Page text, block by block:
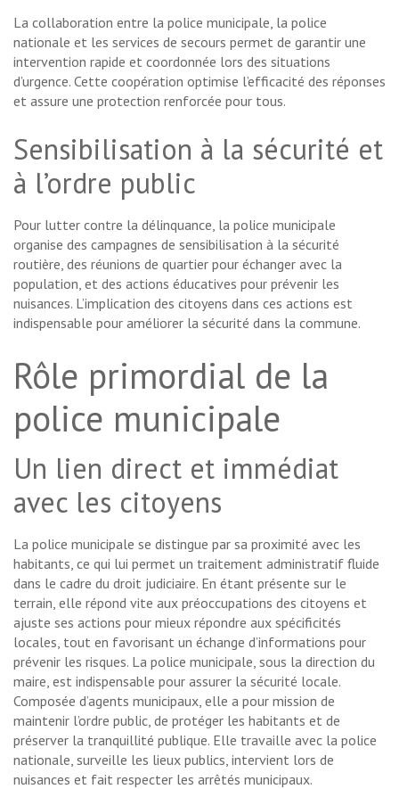
La collaboration entre la police municipale, la police
nationale et les services de secours permet de garantir une
intervention rapide et coordonnée lors des situations
d’urgence. Cette coopération optimise l’efficacité des réponses
et assure une protection renforcée pour tous.
Sensibilisation à la sécurité et
à l’ordre public
Pour lutter contre la délinquance, la police municipale
organise des campagnes de sensibilisation à la sécurité
routière, des réunions de quartier pour échanger avec la
population, et des actions éducatives pour prévenir les
nuisances. L’implication des citoyens dans ces actions est
indispensable pour améliorer la sécurité dans la commune.
Rôle primordial de la
police municipale
Un lien direct et immédiat
avec les citoyens
La police municipale se distingue par sa proximité avec les
habitants, ce qui lui permet un traitement administratif fluide
dans le cadre du droit judiciaire. En étant présente sur le
terrain, elle répond vite aux préoccupations des citoyens et
ajuste ses actions pour mieux répondre aux spécificités
locales, tout en favorisant un échange d’informations pour
prévenir les risques. La police municipale, sous la direction du
maire, est indispensable pour assurer la sécurité locale.
Composée d’agents municipaux, elle a pour mission de
maintenir l’ordre public, de protéger les habitants et de
préserver la tranquillité publique. Elle travaille avec la police
nationale, surveille les lieux publics, intervient lors de
nuisances et fait respecter les arrêtés municipaux.